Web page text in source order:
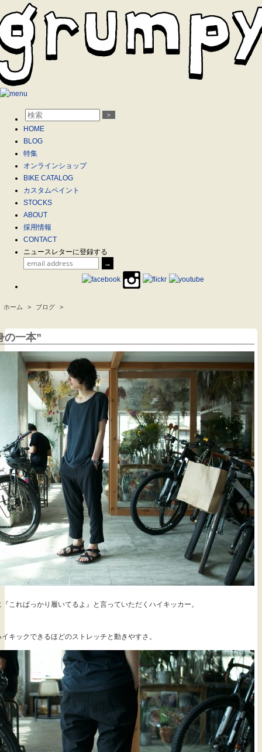
＞
HOME
BLOG
特集
オンラインショップ
BIKE CATALOG
カスタムペイント
STOCKS
ABOUT
採用情報
CONTACT
ニュースレターに登録する
ホーム > ブログ >
の一本”
こればっかり履いてるよ』と言っていただくハイキッカー。
キックできるほどのストレッチと動きやすさ。